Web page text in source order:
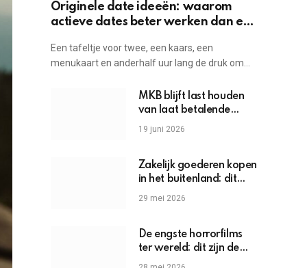
Originele date ideeën: waarom
actieve dates beter werken dan een
Een tafeltje voor twee, een kaars, een
menukaart en anderhalf uur lang de druk om…
MKB blijft last houden
van laat betalende
grote bedrijven
19 juni 2026
Zakelijk goederen kopen
in het buitenland: dit
moet je weten
29 mei 2026
De engste horrorfilms
ter wereld: dit zijn de
griezels die je hartslag